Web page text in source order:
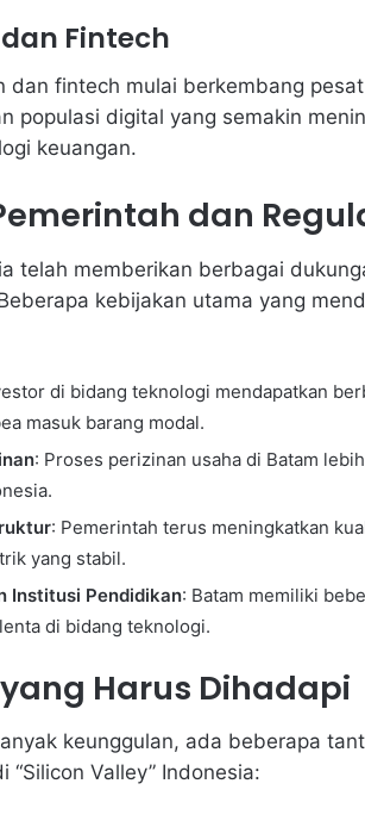
Fintech
dan fintech mulai berkembang
populasi digital yang semakin
keuangan.
dan
telah memberikan berbagai
kebijakan utama yang
di bidang teknologi mendapatkan
masuk barang modal.
: Proses perizinan usaha di Batam
: Pemerintah terus meningkatkan
yang stabil.
Institusi Pendidikan: Batam memiliki
di bidang teknologi.
Harus Dihadapi
keunggulan, ada beberapa
“Silicon Valley” Indonesia: